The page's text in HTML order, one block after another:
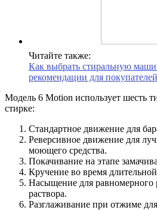
Читайте также:
Как выбрать стиральную
рекомендации для покупателей
Модель 6 Motion использует шесть
стирке:
Стандартное движение для
Реверсивное движение для
моющего средства.
Покачивание на этапе
Кручение во время
Насыщение для равномерного
раствора.
Разглаживание при отжиме